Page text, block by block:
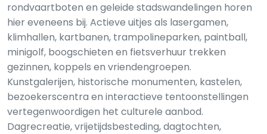
rondvaartboten en geleide stadswandelingen horen
hier eveneens bij. Actieve uitjes als lasergamen,
klimhallen, kartbanen, trampolineparken, paintball,
minigolf, boogschieten en fietsverhuur trekken
gezinnen, koppels en vriendengroepen.
Kunstgalerijen, historische monumenten, kastelen,
bezoekerscentra en interactieve tentoonstellingen
vertegenwoordigen het culturele aanbod.
Dagrecreatie, vrijetijdsbesteding, dagtochten,